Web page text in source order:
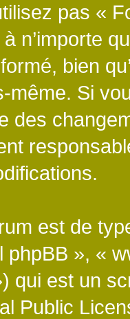
pas «
n’importe
bien
même. Si
des
est de
phpBB », «
qui est un
Public